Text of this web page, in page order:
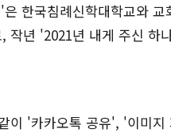
한국침례신학대학교와
작년 '2021년 내게 주신
이 '카카오톡 공유', '이미